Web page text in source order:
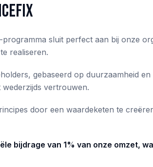
sluit perfect aan bij onze
realiseren.
gebaseerd op duurzaamheid
vertrouwen.
door een waardeketen te
bijdrage van 1% van onze omzet,